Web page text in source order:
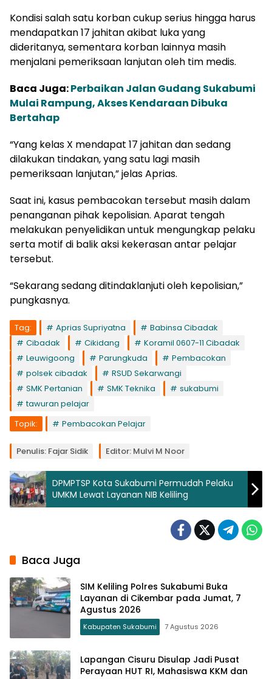
Kondisi salah satu korban cukup serius hingga harus
mendapatkan 17 jahitan akibat luka yang
dideritanya, sementara korban lainnya masih
menjalani pemeriksaan lanjutan oleh tim medis.
Baca Juga:Perbaikan Jalan Gudang Sukabumi
Mulai Rampung, Akses Kendaraan Dibuka
Bertahap
“Yang kelas X mendapat 17 jahitan dan sedang
dilakukan tindakan, yang satu lagi masih
pemeriksaan lanjutan,” jelas Aprias.
Saat ini, kasus pembacokan tersebut masih dalam
penanganan pihak kepolisian. Aparat tengah
melakukan penyelidikan untuk mengungkap pelaku
serta motif di balik aksi kekerasan antar pelajar
tersebut.
“Sekarang sedang ditindaklanjuti oleh kepolisian,”
pungkasnya.
Tag: Aprias Supriyatna
Babinsa Cibadak
Cibadak
Cikidang
Koramil 0607-11 Cibadak
Leuwigoong
Parungkuda
Pembacokan
polsek cibadak
RSUD Sekarwangi
SMK Pertanian
SMK Teknika
sukabumi
tawuran pelajar
Topik:
Pembacokan Pelajar
Penulis: Fajar Sidik Editor: Mulvi M Noor
DPMPTSP Kota Sukabumi Permudah Pelaku
UMKM Lewat Layanan NIB Keliling
Baca Juga
SIM Keliling Polres Sukabumi Buka
Layanan di Cikembar pada Jumat, 7
Agustus 2026
Kabupaten Sukabumi 7 Agustus 2026
Lapangan Cisuru Disulap Jadi Pusat
Perayaan HUT RI, Mahasiswa KKM dan